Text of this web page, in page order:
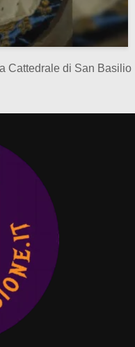
Cattedrale di San Basilio